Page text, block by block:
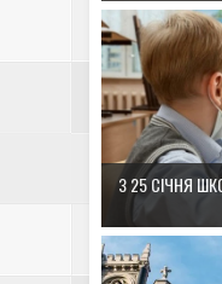
З 25 СІЧНЯ